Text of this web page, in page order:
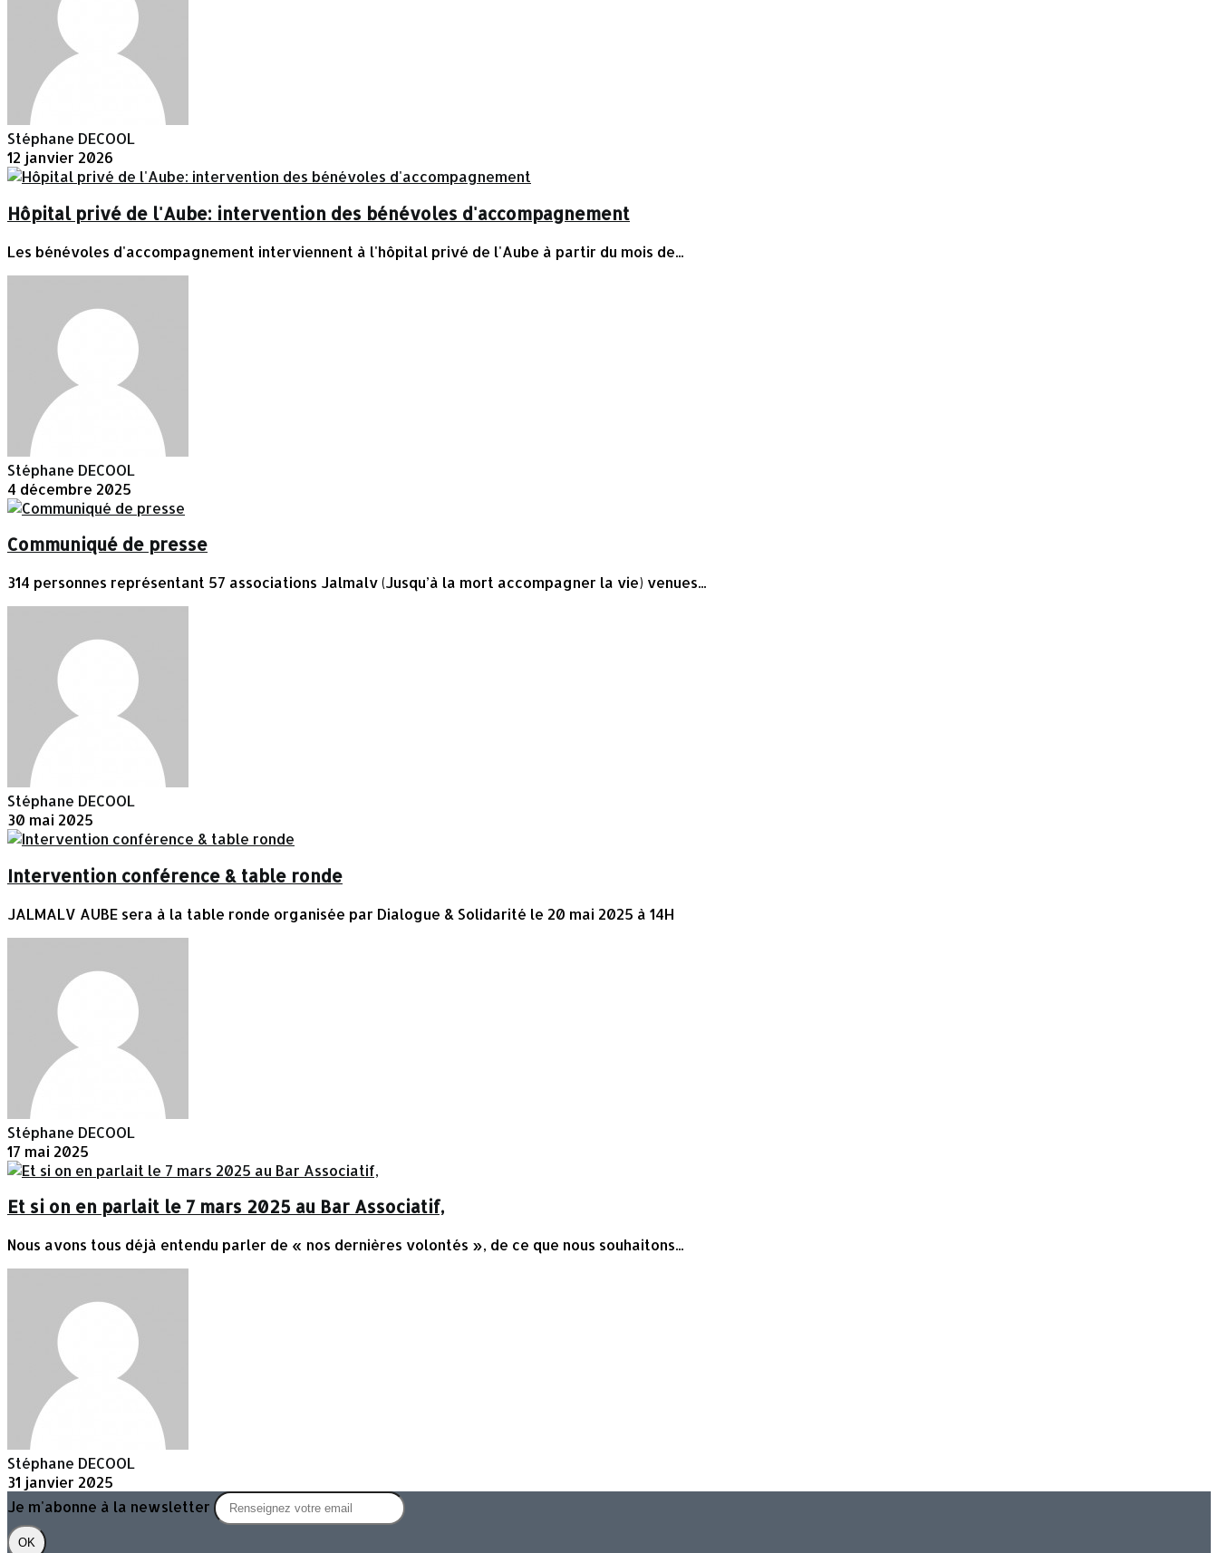
Stéphane DECOOL
12 janvier 2026
Hôpital privé de l'Aube: intervention des bénévoles d'accompagnement
Les bénévoles d'accompagnement interviennent à l'hôpital privé de l'Aube à partir du mois de...
Stéphane DECOOL
4 décembre 2025
Communiqué de presse
314 personnes représentant 57 associations Jalmalv (Jusqu’à la mort accompagner la vie) venues...
Stéphane DECOOL
30 mai 2025
Intervention conférence & table ronde
JALMALV AUBE sera à la table ronde organisée par Dialogue & Solidarité le 20 mai 2025 à 14H
Stéphane DECOOL
17 mai 2025
Et si on en parlait le 7 mars 2025 au Bar Associatif,
Nous avons tous déjà entendu parler de « nos dernières volontés », de ce que nous souhaitons...
Stéphane DECOOL
31 janvier 2025
Je m'abonne à la newsletter
OK